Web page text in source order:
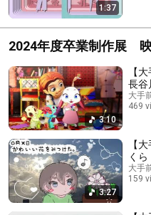
1:37
2024年度卒業制作展
3:10
【
長谷
大手
469
3:27
【
くら
大手
159